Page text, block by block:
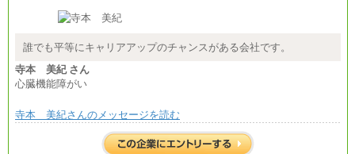
誰でも平等にキャリアアップのチャンスがある会社です。
寺本 美紀 さん
心臓機能障がい
寺本 美紀さんのメッセージを読む